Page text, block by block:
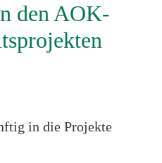
den AOK-
in die Projekte